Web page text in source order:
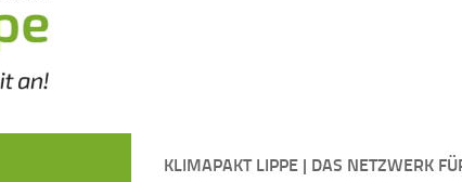
KLIMAPAKT LIPPE | DAS NETZWERK